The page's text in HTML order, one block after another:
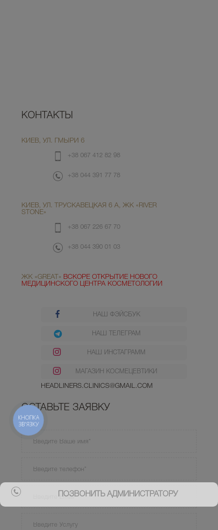
ПОЗВОНИТЬ АДМИНИСТРАТОРУ
КОНТАКТЫ
КИЕВ, УЛ. ГМЫРИ 6
+38 067 412 82 98
+38 044 391 77 78
КИЕВ, УЛ. ТРУСКАВЕЦКАЯ 6 А, ЖК «RIVER
STONE»
+38 067 226 67 70
+38 044 390 01 03
ЖК «GREAT» ВСКОРЕ ОТКРЫТИЕ НОВОГО
МЕДИЦИНСКОГО ЦЕНТРА КОСМЕТОЛОГИИ
НАШ ФЭЙСБУК
НАШ ТЕЛЕГРАМ
НАШ ИНСТАГРАММ
МАГАЗИН КОСМЕЦЕВТИКИ
HEADLINERS.CLINICS@GMAIL.COM
ОСТАВЬТЕ ЗАЯВКУ
КНОПКА
ЗВ'ЯЗКУ